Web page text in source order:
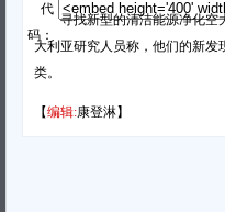
代
码：
寻找新型的清洁能源净化空
大利亚研究人员称，他们的新发
类。
【编辑:康登淋】